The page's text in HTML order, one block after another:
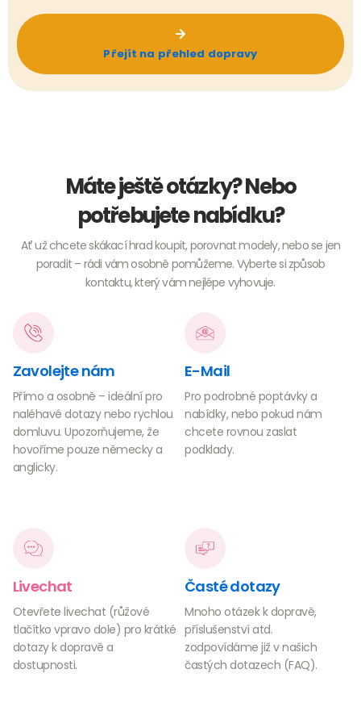
Přejít na přehled dopravy
Máte ještě otázky? Nebo
potřebujete nabídku?
Ať už chcete skákací hrad koupit, porovnat modely, nebo se jen
poradit – rádi vám osobně pomůžeme. Vyberte si způsob
kontaktu, který vám nejlépe vyhovuje.
Zavolejte nám
Přímo a osobně – ideální pro
naléhavé dotazy nebo rychlou
domluvu. Upozorňujeme, že
hovoříme pouze německy a
anglicky.
E-Mail
Pro podrobné poptávky a
nabídky, nebo pokud nám
chcete rovnou zaslat
podklady.
Livechat
Otevřete livechat (růžové
tlačítko vpravo dole) pro krátké
dotazy k dopravě a
dostupnosti.
Časté dotazy
Mnoho otázek k dopravě,
příslušenství atd.
zodpovídáme již v našich
častých dotazech (FAQ).